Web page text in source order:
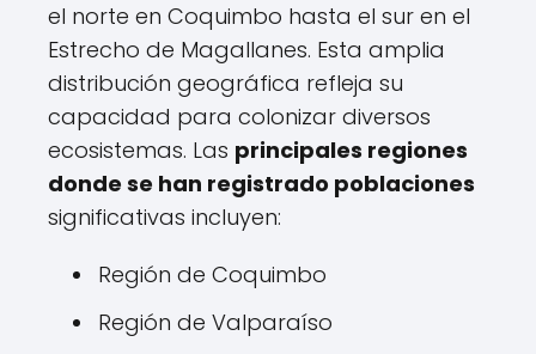
el norte en Coquimbo hasta el sur en el
Estrecho de Magallanes. Esta amplia
distribución geográfica refleja su
capacidad para colonizar diversos
ecosistemas. Las principales regiones
donde se han registrado poblaciones
significativas incluyen:
Región de Coquimbo
Región de Valparaíso